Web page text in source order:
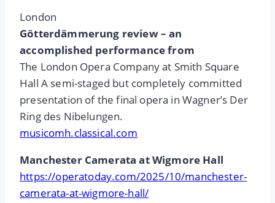
London
Götterdämmerung review – an
accomplished performance from
The London Opera Company at Smith Square
Hall A semi-staged but completely committed
presentation of the final opera in Wagner’s Der
Ring des Nibelungen.
musicomh.classical.com
Manchester Camerata at Wigmore Hall
https://operatoday.com/2025/10/manchester-
camerata-at-wigmore-hall/